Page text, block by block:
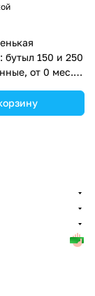
бутыл 150 и 250
от 0 мес.,